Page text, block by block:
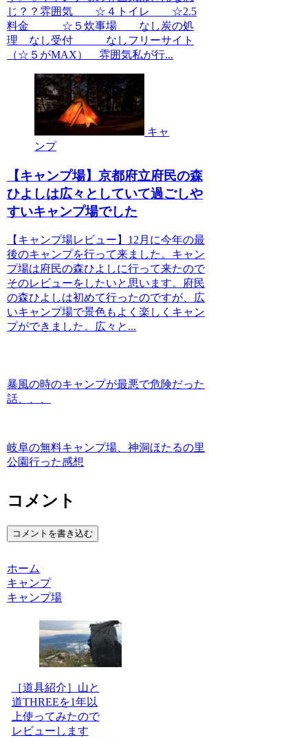
じ？？雰囲気 ☆４トイレ ☆2.5
料金 ☆５炊事場 なし炭の処
理 なし受付 なしフリーサイト
（☆５がMAX）＿雰囲気私が行...
キャ
ンプ
【キャンプ場】京都府立府民の森
ひよしは広々としていて過ごしや
すいキャンプ場でした
【キャンプ場レビュー】12月に今年の最
後のキャンプを行って来ました。キャン
プ場は府民の森ひよしに行って来たので
そのレビューをしたいと思います。府民
の森ひよしは初めて行ったのですが、広
いキャンプ場で景色もよく楽しくキャン
プができました。広々と...
暴風の時のキャンプが最悪で危険だった
話、、、
岐阜の無料キャンプ場、神洞ほたるの里
公園行った感想
コメント
コメントを書き込む
ホーム
キャンプ
キャンプ場
［道具紹介］山と
道THREEを1年以
上使ってみたので
レビューします